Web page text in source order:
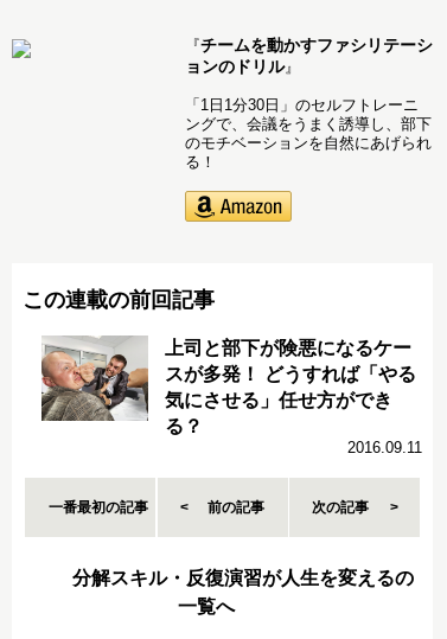
『チームを動かすファシリテーシ
ョンのドリル』
「1日1分30日」のセルフトレーニ
ングで、会議をうまく誘導し、部下
のモチベーションを自然にあげられ
る！
この連載の前回記事
上司と部下が険悪になるケー
スが多発！ どうすれば「やる
気にさせる」任せ方ができ
る？
2016.09.11
一番最初の記事 前の記事 次の記事
分解スキル・反復演習が人生を変えるの
一覧へ